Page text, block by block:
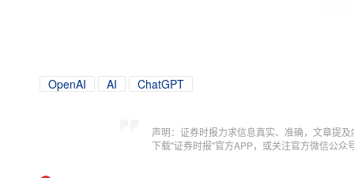
OpenAI AI ChatGPT
声明：证券时报力求信息真实、准确，文章提
下载"证券时报"官方APP，或关注官方微信公